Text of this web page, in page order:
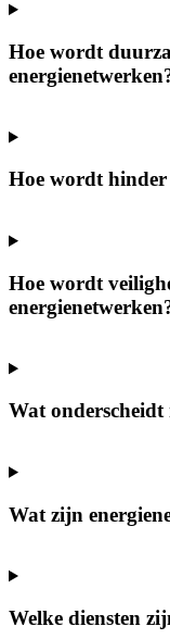
Hoe wordt
Hoe wordt hinder
Hoe wordt
Wat onderscheidt
Wat zijn
Welke diensten